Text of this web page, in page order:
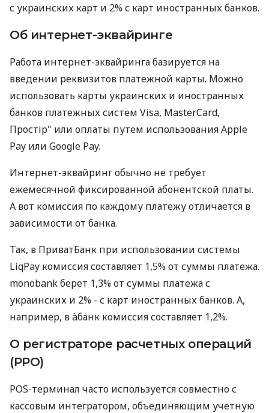
с украинских карт и 2% с карт иностранных банков.
Об интернет-эквайринге
Работа интернет-эквайринга базируется на
введении реквизитов платежной карты. Можно
использовать карты украинских и иностранных
банков платежных систем Visa, MasterCard,
Простір" или оплаты путем использования Apple
Pay или Google Pay.
Интернет-эквайринг обычно не требует
ежемесячной фиксированной абонентской платы.
А вот комиссия по каждому платежу отличается в
зависимости от банка.
Так, в ПриватБанк при использовании системы
LiqPay комиссия составляет 1,5% от суммы платежа.
monobank берет 1,3% от суммы платежа с
украинских и 2% - с карт иностранных банков. А,
например, в àбанк комиссия составляет 1,2%.
О регистраторе расчетных операций
(РРО)
POS-терминал часто используется совместно с
кассовым интегратором, объединяющим учетную